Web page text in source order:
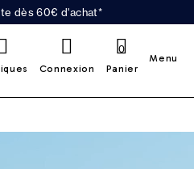
dès 60€ d'achat*
Connexion Panier
0
Menu